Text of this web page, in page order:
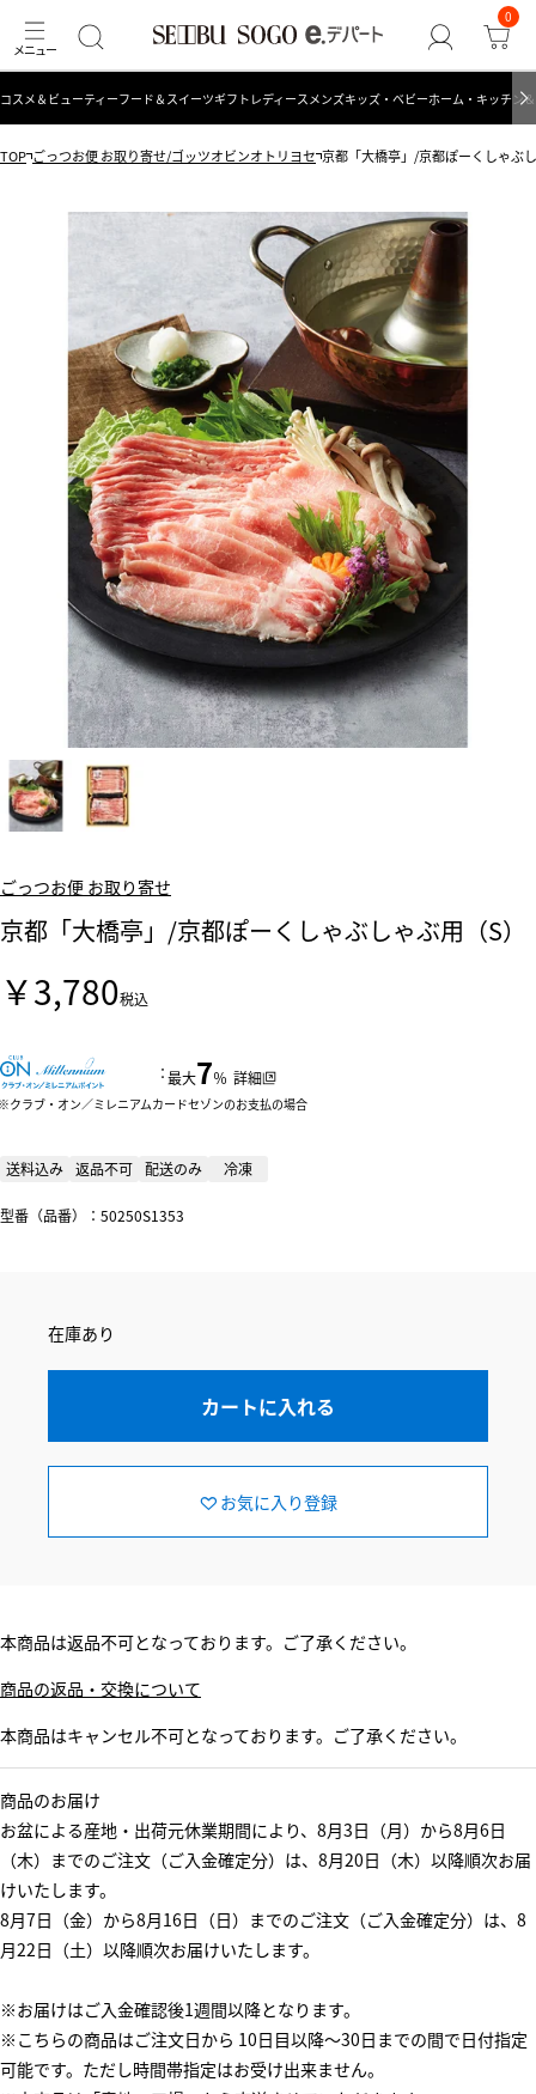
0
コスメ＆ビューティーフード＆スイーツギフト レディース メンズキッズ・ベビーホーム・キッチン
TOP ごっつお便 お取り寄せ/ゴッツオビンオトリヨセ 京都「大橋亭」/京都ぽーくしゃぶ
ごっつお便 お取り寄せ
京都「大橋亭」/京都ぽーくしゃぶしゃぶ用（S）
￥3,780税込
：最大7％ 詳細
クラブ・オン／ミレニアムカードセゾンのお支払の場合
送料込み 返品不可 配送のみ 冷凍
型番（品番）：50250S1353
在庫あり
カートに入れる
お気に入り登録
本商品は返品不可となっております。ご了承ください。
商品の返品・交換について
本商品はキャンセル不可となっております。ご了承ください。
商品のお届け
お盆による産地・出荷元休業期間により、8月3日（月）から8月6日
（木）までのご注文（ご入金確定分）は、8月20日（木）以降順次お届
けいたします。
8月7日（金）から8月16日（日）までのご注文（ご入金確定分）は、8
月22日（土）以降順次お届けいたします。
※お届けはご入金確認後1週間以降となります。
※こちらの商品はご注文日から 10日目以降～30日までの間で日付指定
可能です。ただし時間帯指定はお受け出来ません。